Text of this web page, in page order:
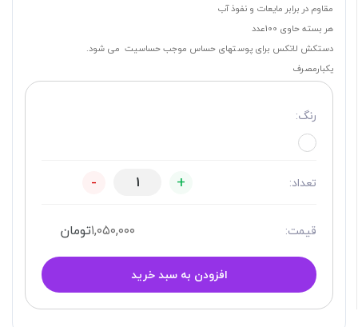
مقاوم در برابر مایعات و نفوذ آب
هر بسته حاوی 100عدد
دستکش لاتکس برای پوستهای حساس موجب حساسیت می ‌شود.
یکبارمصرف
رنگ:
تعداد: +
-
قیمت: ۱,۰۵۰,۰۰۰تومان
افزودن به سبد خرید